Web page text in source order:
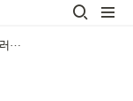
오늘(4월 24일)의 금시세(금값), 트레져러에서 알려드려요!